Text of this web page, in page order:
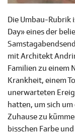
Die Umbau-Rubrik
Day» eines der
mit Architekt
Familien zu einem
Krankheit, einem
unerwarteten
hatten, um sich
Zuhause zu
bisschen Farbe